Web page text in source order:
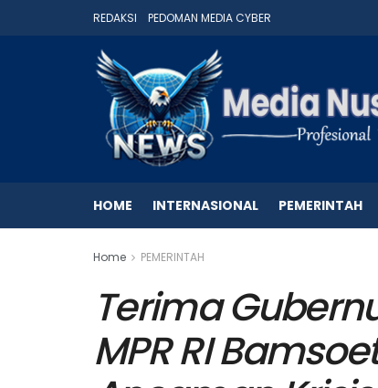
REDAKSI PEDOMAN MEDIA CYBER
HOME INTERNASIONAL PEMERINTAH
Home PEMERINTAH
Terima
MPR RI